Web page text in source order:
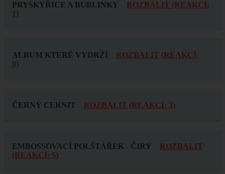
PRYSKYŘICE A BUBLINKY
ROZBALIT (REAKCÍ:
1)
ALBUM KTERÉ VYDRŽÍ
ROZBALIT (REAKCÍ:
9)
ČERNÝ CERNIT ROZBALIT (REAKCÍ: 3)
EMBOSSOVACÍ POLŠTÁŘEK - ČIRÝ
ROZBALIT
(REAKCÍ: 5)